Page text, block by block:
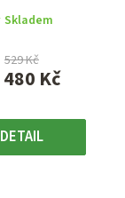
Skladem
480 Kč
529 Kč
DETAIL
hvězdiček.